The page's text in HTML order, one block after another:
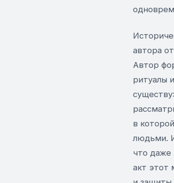
автора
Автор
ритуалы
в
людьми.
что даже
акт этот